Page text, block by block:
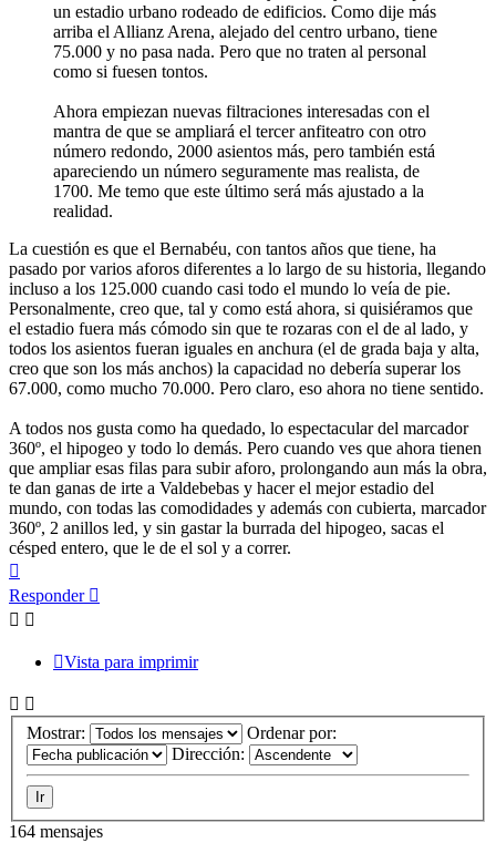
un estadio urbano rodeado de edificios. Como dije más
arriba el Allianz Arena, alejado del centro urbano, tiene
75.000 y no pasa nada. Pero que no traten al personal
como si fuesen tontos.
Ahora empiezan nuevas filtraciones interesadas con el
mantra de que se ampliará el tercer anfiteatro con otro
número redondo, 2000 asientos más, pero también está
apareciendo un número seguramente mas realista, de
1700. Me temo que este último será más ajustado a la
realidad.
La cuestión es que el Bernabéu, con tantos años que tiene, ha
pasado por varios aforos diferentes a lo largo de su historia, llegando
incluso a los 125.000 cuando casi todo el mundo lo veía de pie.
Personalmente, creo que, tal y como está ahora, si quisiéramos que
el estadio fuera más cómodo sin que te rozaras con el de al lado, y
todos los asientos fueran iguales en anchura (el de grada baja y alta,
creo que son los más anchos) la capacidad no debería superar los
67.000, como mucho 70.000. Pero claro, eso ahora no tiene sentido.
A todos nos gusta como ha quedado, lo espectacular del marcador
360º, el hipogeo y todo lo demás. Pero cuando ves que ahora tienen
que ampliar esas filas para subir aforo, prolongando aun más la obra,
te dan ganas de irte a Valdebebas y hacer el mejor estadio del
mundo, con todas las comodidades y además con cubierta, marcador
360º, 2 anillos led, y sin gastar la burrada del hipogeo, sacas el
césped entero, que le de el sol y a correr.
Responder
Vista para imprimir
Mostrar:
Ordenar por:
Dirección:
164 mensajes